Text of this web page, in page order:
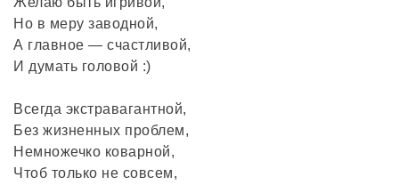
Но в меру заводной,
А главное — счастливой,
И думать головой :)
Всегда экстравагантной,
Без жизненных проблем,
Немножечко коварной,
Чтоб только не совсем,